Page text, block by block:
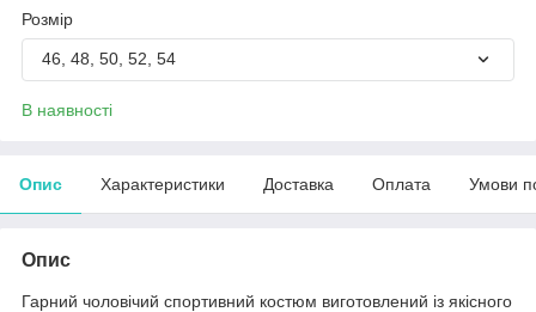
Розмір
46, 48, 50, 52, 54
В наявності
Опис Характеристики Доставка Оплата Умови
Опис
Гарний чоловічий спортивний костюм виготовлений із якісного